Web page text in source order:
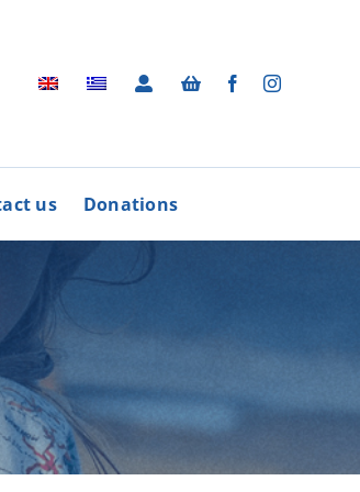
Archive
Advertisements
/ Brochures
BUY
PRODUCTS
More
us Donations